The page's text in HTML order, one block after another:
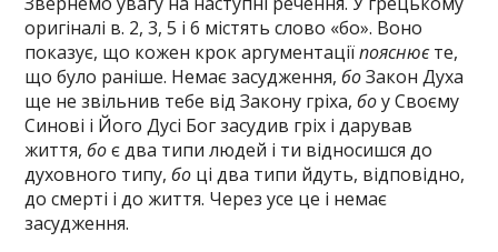
оригіналі в. 2, 3, 5 і 6 містять слово «бо». Воно
показує, що кожен крок аргументаціїпояснюєте,
що було раніше. Немає засудження,боЗакон Духа
ще не звільнив тебе від Закону гріха,боу Своєму
Синові і Його Дусі Бог засудив гріх і дарував
життя,боє два типи людей і ти відносишся до
духовного типу,бо ці два типи йдуть, відповідно,
до смерті і до життя. Через усе це і немає
засудження.